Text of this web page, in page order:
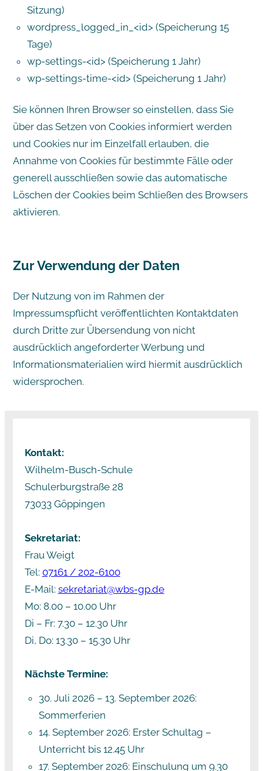
Sitzung)
wordpress_logged_in_<id> (Speicherung 15
Tage)
wp-settings-<id> (Speicherung 1 Jahr)
wp-settings-time-<id> (Speicherung 1 Jahr)
Sie können Ihren Browser so einstellen, dass Sie
über das Setzen von Cookies informiert werden
und Cookies nur im Einzelfall erlauben, die
Annahme von Cookies für bestimmte Fälle oder
generell ausschließen sowie das automatische
Löschen der Cookies beim Schließen des Browsers
aktivieren.
Zur Verwendung der Daten
Der Nutzung von im Rahmen der
Impressumspflicht veröffentlichten Kontaktdaten
durch Dritte zur Übersendung von nicht
ausdrücklich angeforderter Werbung und
Informationsmaterialien wird hiermit ausdrücklich
widersprochen.
Kontakt:
Wilhelm-Busch-Schule
Schulerburgstraße 28
73033 Göppingen
Sekretariat:
Frau Weigt
Tel: 07161 / 202-6100
E-Mail: sekretariat@wbs-gp.de
Mo: 8.00 – 10.00 Uhr
Di – Fr: 7.30 – 12.30 Uhr
Di, Do: 13.30 – 15.30 Uhr
Nächste Termine:
30. Juli 2026 – 13. September 2026:
Sommerferien
14. September 2026: Erster Schultag –
Unterricht bis 12.45 Uhr
17. September 2026: Einschulung um 9.30